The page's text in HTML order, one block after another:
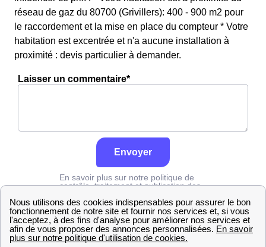
réseau de gaz du 80700 (Grivillers): 400 - 900 m2 pour
le raccordement et la mise en place du compteur * Votre
habitation est excentrée et n'a aucune installation à
proximité : devis particulier à demander.
Laisser un commentaire*
Envoyer
En savoir plus sur notre politique de
contrôle, traitement et publication des
Grdf Somme Grivillers